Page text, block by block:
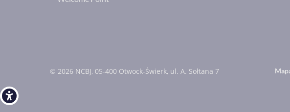
Open toolbar
© 2026 NCBJ, 05-400 Otwock-Świerk, ul. A. Sołtana 7